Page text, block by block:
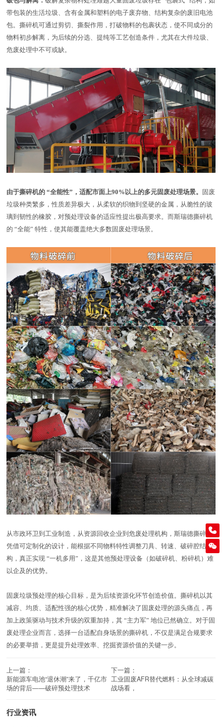
带包装的生活垃圾、含有金属和塑料的电子废弃物、结构复杂的废旧电池
包。撕碎机可通过剪切、撕裂作用，打破物料的包裹状态，使不同成分的
物料初步解离，为后续的分选、提纯等工艺创造条件，尤其在大件垃圾、
危废处理中不可或缺。
由于撕碎机的 “全能性”，适配市面上90%以上的多元固废处理场景。
固废
垃圾种类繁多，性质差异极大，从柔软的织物到坚硬的金属，从脆性的玻
璃到韧性的橡胶，对预处理设备的适应性提出极高要求。而斯瑞德撕碎机
的 “全能” 特性，使其能覆盖绝大多数固废处理场景。
从市政环卫到工业制造，从资源回收企业到危废处理机构，斯瑞德撕碎机
凭借可定制化的设计，能根据不同物料特性调整刀具、转速、破碎腔结
构，真正实现 “一机多用”，这是其他预处理设备（如破碎机、粉碎机）难
以企及的优势。
固废垃圾预处理的核心目标，是为后续资源化环节创造价值。撕碎机以其
减容、均质、适配性强的核心优势，精准解决了固废处理的源头痛点，再
加上政策驱动与技术升级的双重加持，其 “主力军” 地位已然确立。对于固
废处理企业而言，选择一台适配自身场景的撕碎机，不仅是满足合规要求
的必要举措，更是提升处理效率、挖掘资源价值的关键一步。
上一篇：
新能源车电池“退休潮”来了，千亿市
场的背后——破碎预处理技术
下一篇：
工业固废AFR替代燃料：从全球减碳
战场看，
行业资讯
0760-89935422